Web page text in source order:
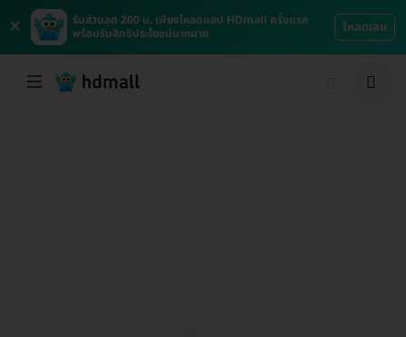
×
รับส่วนลด 200 บ. เพียงโหลดแอป HDmall ครั้งแรก
พร้อมรับสิทธิประโยชน์มากมาย
โหลดเลย